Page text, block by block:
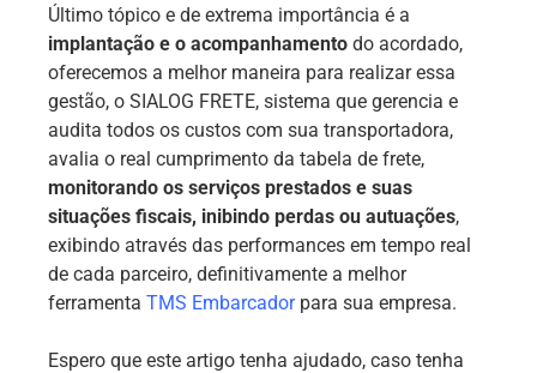
Último tópico e de extrema importância é a
implantação e o acompanhamento do acordado,
oferecemos a melhor maneira para realizar essa
gestão, o SIALOG FRETE, sistema que gerencia e
audita todos os custos com sua transportadora,
avalia o real cumprimento da tabela de frete,
monitorando os serviços prestados e suas
situações fiscais, inibindo perdas ou autuações,
exibindo através das performances em tempo real
de cada parceiro, definitivamente a melhor
ferramenta TMS Embarcadorpara sua empresa.
Espero que este artigo tenha ajudado, caso tenha